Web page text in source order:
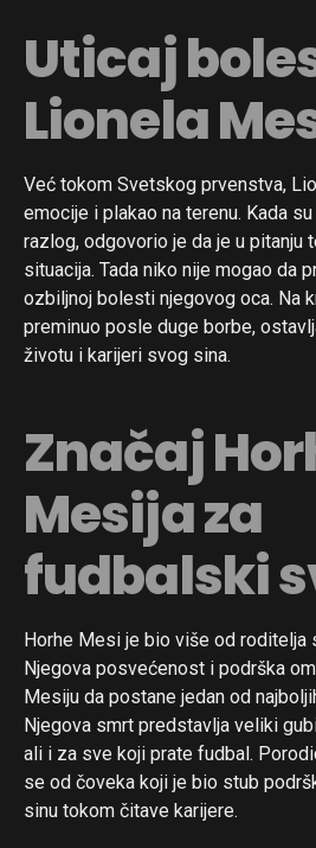
Uticaj
Lionela
Već tokom Svetskog prvenstva,
emocije i plakao na terenu. Kada
razlog, odgovorio je da je u pitanju
situacija. Tada niko nije mogao da
ozbiljnoj bolesti njegovog oca. Na
preminuo posle duge borbe,
životu i karijeri svog sina.
Značaj
Mesija za
fudbalski
Horhe Mesi je bio više od roditelja
Njegova posvećenost i podrška
Mesiju da postane jedan od
Njegova smrt predstavlja veliki
ali i za sve koji prate fudbal.
se od čoveka koji je bio stub
sinu tokom čitave karijere.